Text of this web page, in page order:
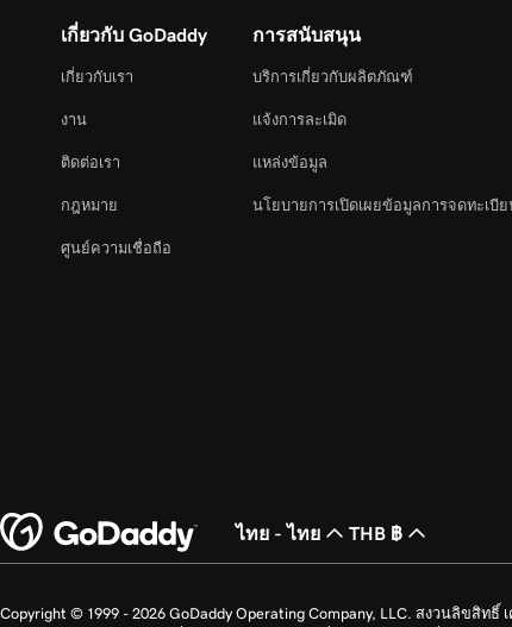
เกี่ยวกับ GoDaddy
เกี่ยวกับเรา
งาน
ติดต่อเรา
กฎหมาย
ศูนย์ความเชื่อถือ
การสนับสนุน
บริการเกี่ยวกับผลิตภัณฑ์
แจ้งการละเมิด
แหล่งข้อมูล
นโยบายการเปิดเผยข้อมูลการจดทะเบีย
ไทย - ไทย THB ฿
Copyright © 1999 - 2026 GoDaddy Operating Company, LLC. สงวนลิขสิท